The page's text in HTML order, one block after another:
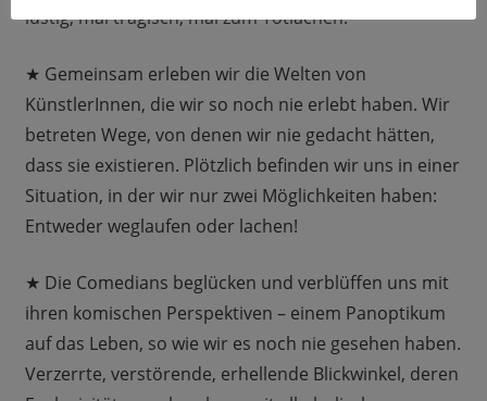
lustig, mal tragisch, mal zum Totlachen.
★ Gemeinsam erleben wir die Welten von
KünstlerInnen, die wir so noch nie erlebt haben. Wir
betreten Wege, von denen wir nie gedacht hätten,
dass sie existieren. Plötzlich befinden wir uns in einer
Situation, in der wir nur zwei Möglichkeiten haben:
Entweder weglaufen oder lachen!
★ Die Comedians beglücken und verblüffen uns mit
ihren komischen Perspektiven – einem Panoptikum
auf das Leben, so wie wir es noch nie gesehen haben.
Verzerrte, verstörende, erhellende Blickwinkel, deren